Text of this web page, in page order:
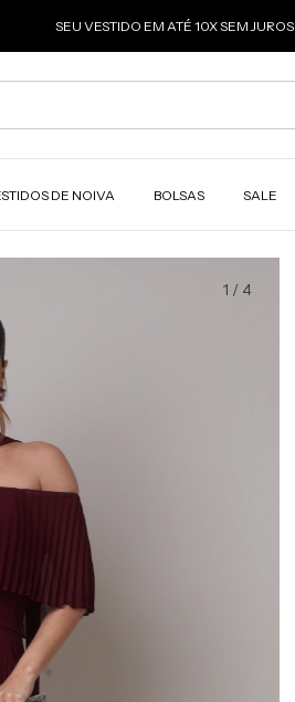
SEU VESTIDO EM ATÉ 10X SEM JUROS
DE NOIVA BOLSAS SALE
1 / 4